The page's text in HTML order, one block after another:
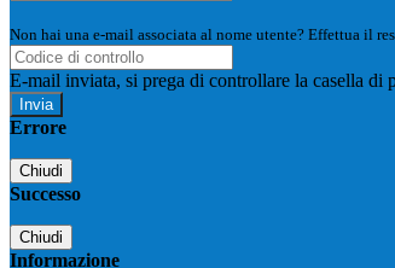
Non hai una e-mail associata al nome utente? Effettua il
E-mail inviata, si prega di controllare la casella di
Errore
Chiudi
Successo
Chiudi
Informazione